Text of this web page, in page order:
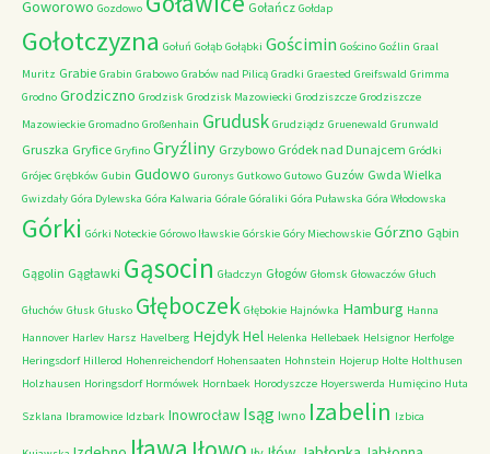
Goworowo Gozdowo Gołańcz Gołdap
Gołotczyzna Gołuń Gołąb Gołąbki Gościmin Gościno Goźlin Graal
Muritz Grabie Grabin Grabowo Grabów nad Pilicą Gradki Graested Greifswald Grimma
Grodno Grodziczno Grodzisk Grodzisk Mazowiecki Grodziszcze Grodziszcze
Mazowieckie Gromadno Großenhain Grudusk Grudziądz Gruenewald Grunwald
Gruszka Gryfice Gryfino Gryźliny Grzybowo Gródek nad Dunajcem Gródki
Grójec Grębków Gubin Gudowo Guronys Gutkowo Gutowo Guzów Gwda Wielka
Gwizdały Góra Dylewska Góra Kalwaria Górale Góraliki Góra Puławska Góra Włodowska
Górki Górki Noteckie Górowo Iławskie Górskie Góry Miechowskie Górzno Gąbin
Gągolin Gągławki Gąsocin Gładczyn Głogów Głomsk Głowaczów Głuch
Głuchów Głusk Głusko Głęboczek Głębokie Hajnówka Hamburg Hanna
Hannover Harlev Harsz Havelberg HejdykHel Helenka Hellebaek Helsignor Herfolge
Heringsdorf Hillerod Hohenreichendorf Hohensaaten Hohnstein Hojerup Holte Holthusen
Holzhausen Horingsdorf Hormówek Hornbaek Horodyszcze Hoyerswerda Humięcino Huta
Szklana Ibramowice Idzbark Inowrocław Isąg Iwno Izabelin Izbica